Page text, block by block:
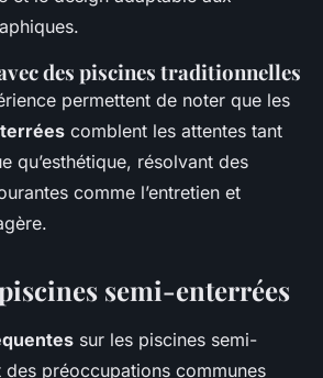
des piscines traditionnelles
permettent de noter que les
comblent les attentes tant
qu’esthétique, résolvant des
comme l’entretien et
semi-enterrées
sur les piscines semi-
des préoccupations communes